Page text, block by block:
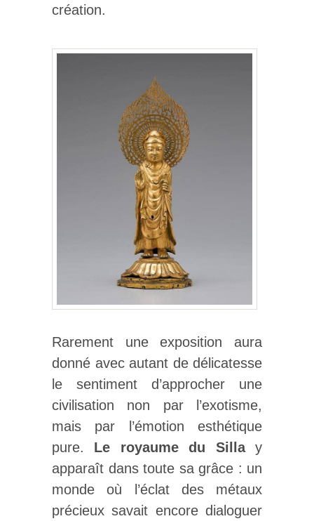
création.
Rarement une exposition aura
donné avec autant de délicatesse
le sentiment d’approcher une
civilisation non par l’exotisme,
mais par l’émotion esthétique
pure. Le royaume du Sillay
apparaît dans toute sa grâce : un
monde où l’éclat des métaux
précieux savait encore dialoguer